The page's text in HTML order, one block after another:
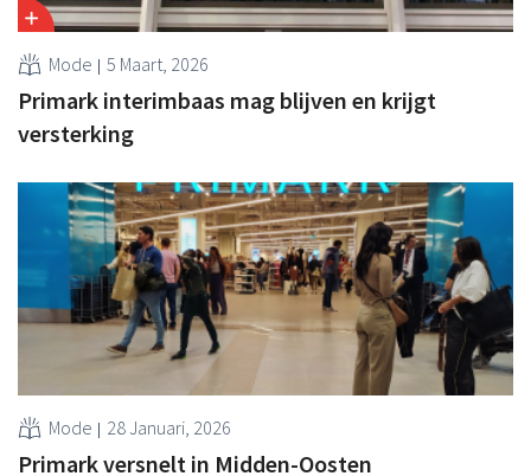
Mode 5 Maart, 2026
Primark interimbaas mag blijven en krijgt
versterking
Mode 28 Januari, 2026
Primark versnelt in Midden-Oosten